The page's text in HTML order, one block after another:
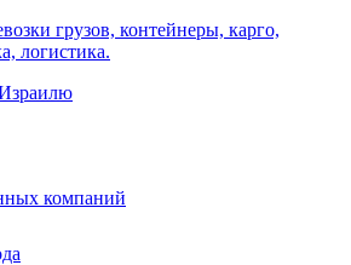
грузов, контейнеры, карго,
логистика.
компаний